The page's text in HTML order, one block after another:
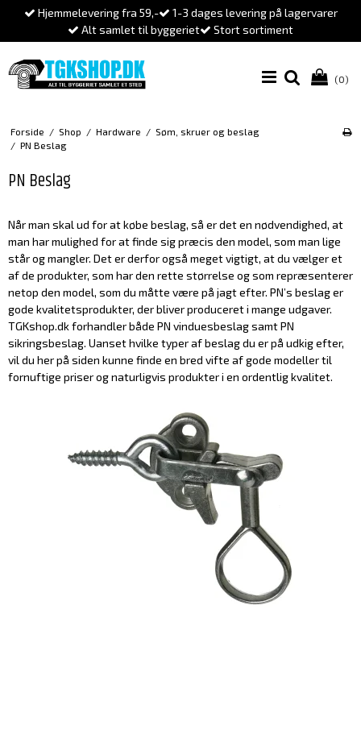
Hjemmelevering fra 59,-
1-3 dages levering på lagervarer
Alt samlet til byggeriet
Stort sortiment
(0)
Forside / Shop / Hardware / Søm, skruer og beslag
/ PN Beslag
PN Beslag
Når man skal ud for at købe beslag, så er det en nødvendighed, at
man har mulighed for at finde sig præcis den model, som man lige
står og mangler. Det er derfor også meget vigtigt, at du vælger et
af de produkter, som har den rette størrelse og som repræsenterer
netop den model, som du måtte være på jagt efter. PN’s beslag er
gode kvalitetsprodukter, der bliver produceret i mange udgaver.
TGKshop.dk forhandler både PN vinduesbeslag samt PN
sikringsbeslag. Uanset hvilke typer af beslag du er på udkig efter,
vil du her på siden kunne finde en bred vifte af gode modeller til
fornuftige priser og naturligvis produkter i en ordentlig kvalitet.